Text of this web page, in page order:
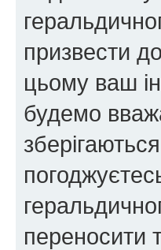
призвести
цьому ваш
будемо
переносити